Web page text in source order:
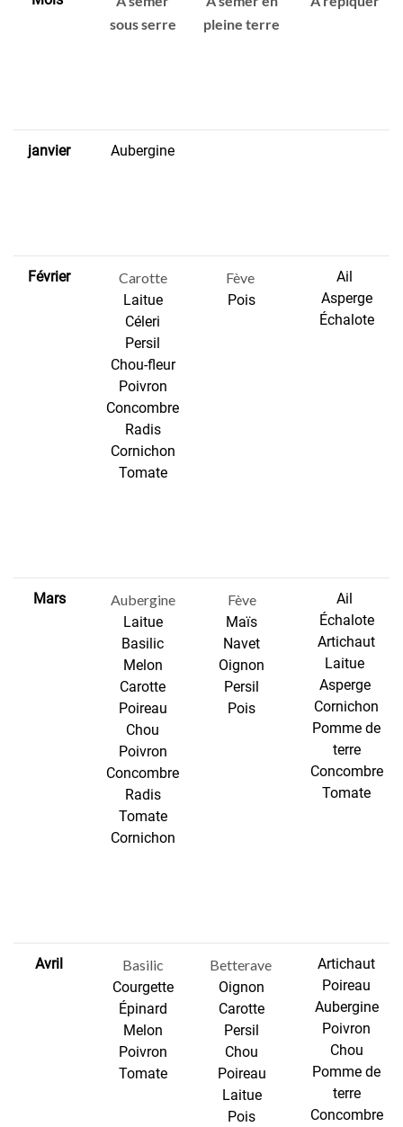
sous serre
pleine terre
janvier Aubergine
Février
Carotte
Laitue
Céleri
Persil
Chou-fleur
Poivron
Concombre
Radis
Cornichon
Tomate
Fève
Pois
Ail
Asperge
Échalote
Mars
Aubergine
Laitue
Basilic
Melon
Carotte
Poireau
Chou
Poivron
Concombre
Radis
Tomate
Cornichon
Fève
Maïs
Navet
Oignon
Persil
Pois
Ail
Échalote
Artichaut
Laitue
Asperge
Cornichon
Pomme de
terre
Concombre
Tomate
Avril
Basilic
Courgette
Épinard
Melon
Poivron
Tomate
Betterave
Oignon
Carotte
Persil
Chou
Poireau
Laitue
Pois
Artichaut
Poireau
Aubergine
Poivron
Chou
Pomme de
terre
Concombre